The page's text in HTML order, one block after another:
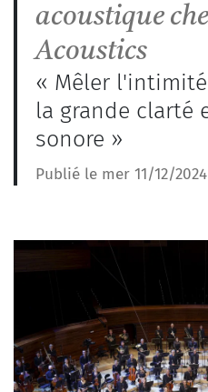
acoustique
Acoustics
« Mêler
la grande clarté
sonore »
Publié le mer 11/12/2024